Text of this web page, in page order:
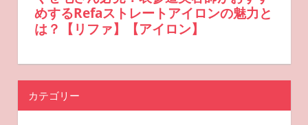
カテゴリー